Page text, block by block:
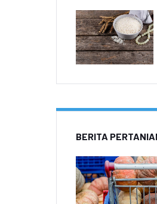
BERITA